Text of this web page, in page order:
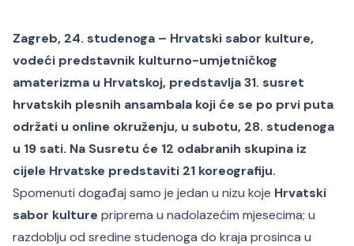
Zagreb, 24. studenoga – Hrvatski sabor kulture,
vodeći predstavnik kulturno-umjetničkog
amaterizma u Hrvatskoj, predstavlja 31. susret
hrvatskih plesnih ansambala koji će se po prvi puta
održati u online okruženju, u subotu, 28. studenoga
u 19 sati. Na Susretu će 12 odabranih skupina iz
cijele Hrvatske predstaviti 21 koreografiju.
Spomenuti događaj samo je jedan u nizu koje Hrvatski
sabor kulture priprema u nadolazećim mjesecima; u
razdoblju od sredine studenoga do kraja prosinca u